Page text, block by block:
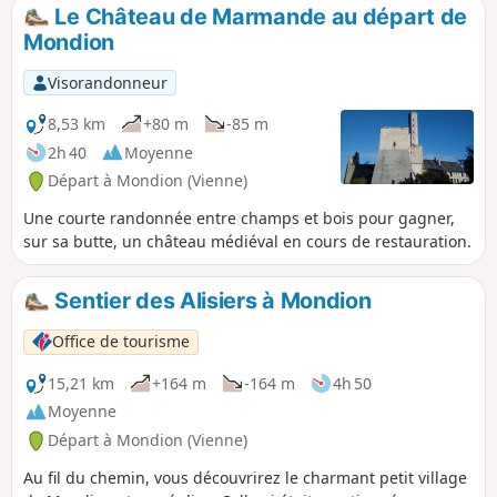
Le Château de Marmande au départ de
Mondion
Visorandonneur
8,53 km
+80 m
-85 m
2h 40
Moyenne
Départ à Mondion (Vienne)
Une courte randonnée entre champs et bois pour gagner,
sur sa butte, un château médiéval en cours de restauration.
Sentier des Alisiers à Mondion
Office de tourisme
15,21 km
+164 m -164 m
4h 50
Moyenne
Départ à Mondion (Vienne)
Au fil du chemin, vous découvrirez le charmant petit village